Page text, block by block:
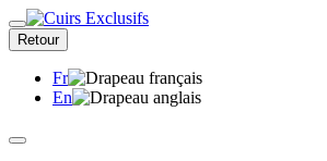
Retour
Fr
En